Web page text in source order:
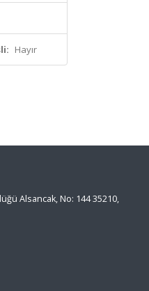
Hayır
Alsancak, No: 144 35210,